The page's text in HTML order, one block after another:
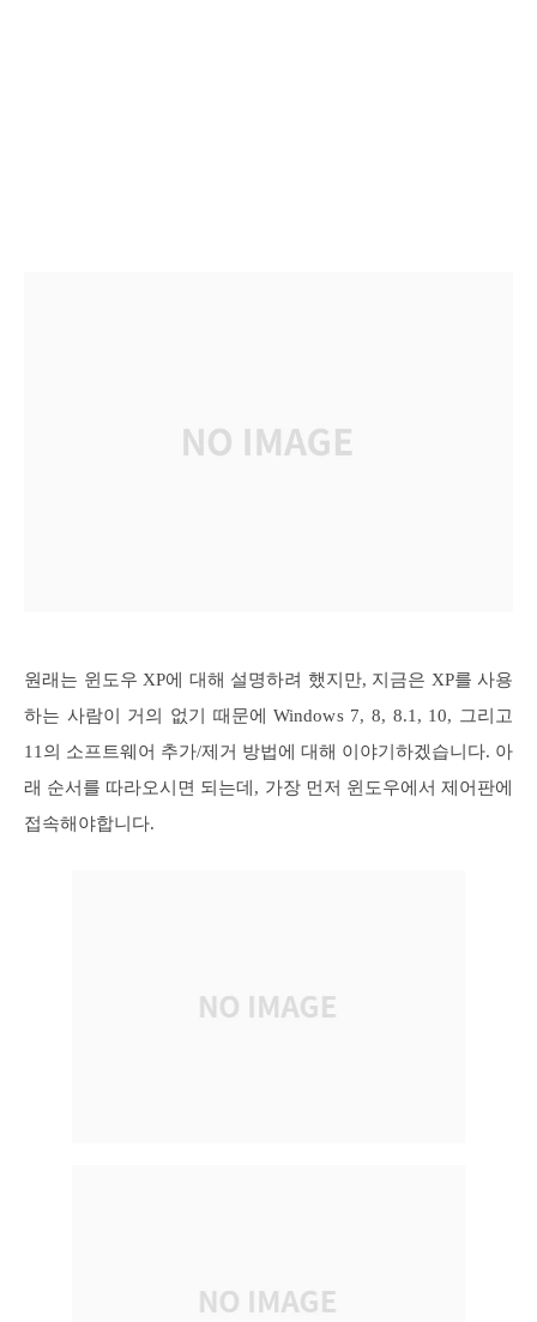
원래는 윈도우 XP에 대해 설명하려 했지만, 지금은 XP를 사용
하는 사람이 거의 없기 때문에 Windows 7, 8, 8.1, 10, 그리고
11의 소프트웨어 추가/제거 방법에 대해 이야기하겠습니다. 아
래 순서를 따라오시면 되는데, 가장 먼저 윈도우에서 제어판에
접속해야합니다.